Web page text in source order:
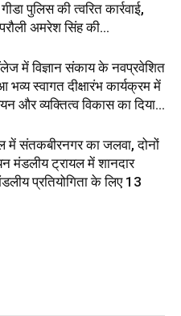
पुलिस की त्वरित कार्रवाई,
अमरेश सिंह की...
में विज्ञान संकाय के नवप्रवेशित
भव्य स्वागत दीक्षारंभ कार्यक्रम में
और व्यक्तित्व विकास का दिया...
में संतकबीरनगर का जलवा, दोनों
मंडलीय ट्रायल में शानदार
प्रतियोगिता के लिए 13